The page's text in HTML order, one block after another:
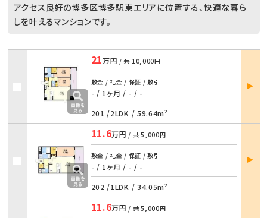
アクセス良好の博多区博多駅東エリアに位置する、快適な暮ら
しを叶えるマンションです。
21万円 / 共 10,000円
敷金 / 礼金 / 保証 / 敷引
- / 1ヶ月 / - / -
201 /2LDK / 59.64m²
部屋
詳細
11.6万円 / 共5,000円
敷金 / 礼金 / 保証 / 敷引
- / 1ヶ月 / - / -
202 /1LDK / 34.05m²
部屋
詳細
11.6万円 / 共5,000円